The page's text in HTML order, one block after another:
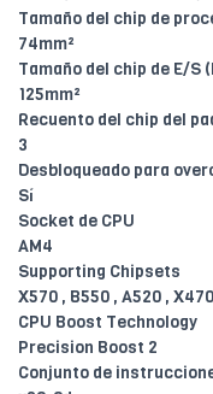
Tamaño del chip de
74mm²
Tamaño del chip de E/S
125mm²
Recuento del chip del
3
Desbloqueado para
Sí
Socket de CPU
AM4
Supporting Chipsets
X570 , B550 , A520 ,
CPU Boost Technology
Precision Boost 2
Conjunto de